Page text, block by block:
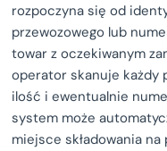
rozpoczyna się od
przewozowego lub
towar z oczekiwanym
operator skanuje każdy
ilość i ewentualnie
system może
miejsce składowania